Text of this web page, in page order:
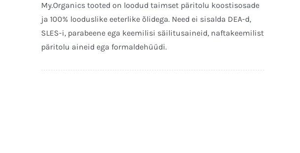
My.Organics tooted on loodud taimset päritolu koostisosade
ja 100% looduslike eeterlike õlidega. Need ei sisalda DEA-d,
SLES-i, parabeene ega keemilisi säilitusaineid, naftakeemilist
päritolu aineid ega formaldehüüdi.